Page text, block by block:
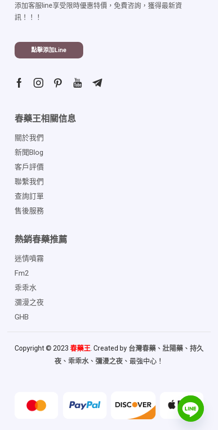
添加客服line享受限時優惠特價，免費咨詢，獲得最新資
訊！！！
點擊添加line
春藥王相關信息
關於我們
新聞blog
客戶評價
聯繫我們
查詢訂單
售後服務
熱銷春藥推薦
迷情噴霧
Fm2
乖乖水
瀰漫之夜
GHB
Copyright © 2023 春藥王 . Created by 台灣春藥 、 壯陽藥 、 持久
夜 、 乖乖水 、 彌漫之夜 、最強中心！